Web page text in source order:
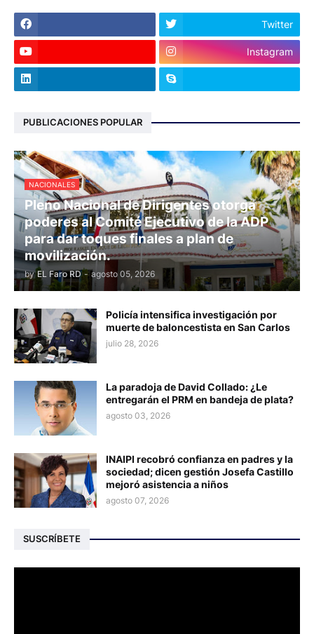
Twitter
Instagram
PUBLICACIONES POPULAR
NACIONALES
Pleno Nacional de Dirigentes otorga
poderes al Comité Ejecutivo de la ADP
para dar toques finales a plan de
movilización.
by EL Faro RD - agosto 05, 2026
Policía intensifica investigación por
muerte de baloncestista en San Carlos
julio 28, 2026
La paradoja de David Collado: ¿Le
entregarán el PRM en bandeja de plata?
agosto 03, 2026
INAIPI recobró confianza en padres y la
sociedad; dicen gestión Josefa Castillo
mejoró asistencia a niños
agosto 07, 2026
SUSCRÍBETE